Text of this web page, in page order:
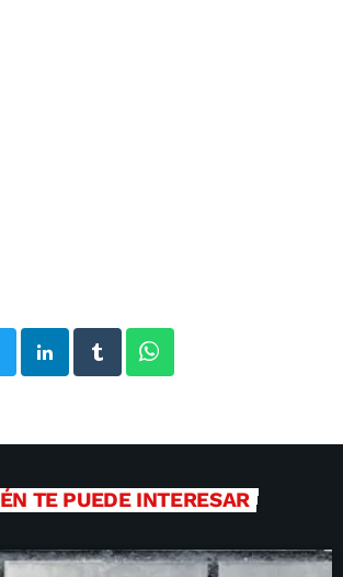
TE PUEDE INTERESAR